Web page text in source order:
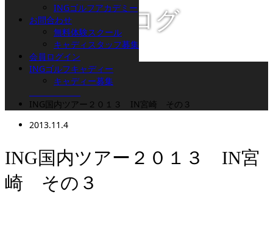
INGゴルフアカデミー
お問合わせ
無料体験スクール
キャディスタッフ募集
会員ログイン
INGゴルフキャディー
キャディー募集
スタッフブログ
ホーム
ブログ
ING国内ツアー２０１３ IN宮崎 その３
2013.11.4
ING国内ツアー２０１３ IN宮
崎 その３